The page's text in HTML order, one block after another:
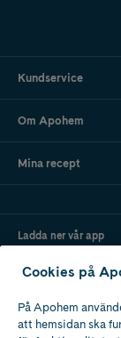
Kundservice
Om Apohem
Mina recept
Ladda ner vår app
Cookies på
På Apohem
att hemsidan ska